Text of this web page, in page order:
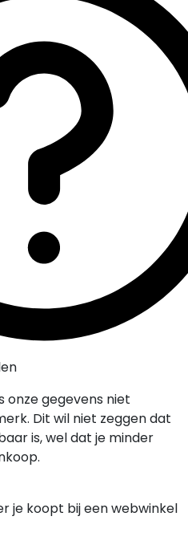
onze gegevens niet
Dit wil niet zeggen dat
is, wel dat je minder
je koopt bij een webwinkel